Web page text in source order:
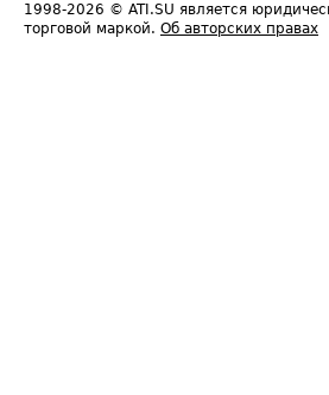
1998-2026 © ATI.SU является
торговой маркой. Об авторских правах